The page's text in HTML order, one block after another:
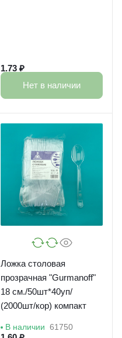
1.73 ₽
Нет в наличии
Ложка столовая
прозрачная "Gurmanoff"
18 см./50шт*40уп/
(2000шт/кор) компакт
В наличии 61750